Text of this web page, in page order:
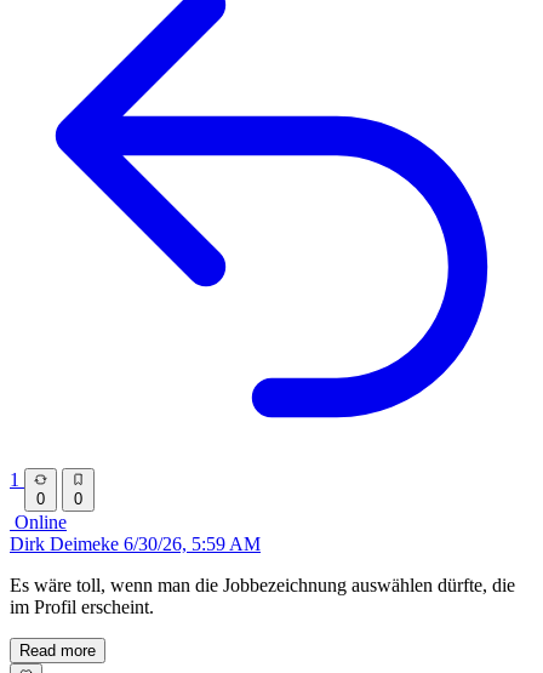
1
0 0
Online
Dirk Deimeke 6/30/26, 5:59 AM
Es wäre toll, wenn man die Jobbezeichnung auswählen dürfte, die
im Profil erscheint.
Read more